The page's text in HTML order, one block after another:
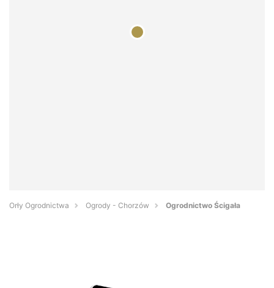
Orły Ogrodnictwa Ogrody - Chorzów Ogrodnictwo Ścigała